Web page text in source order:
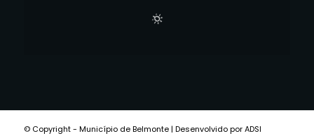
© Copyright - Município de Belmonte | Desenvolvido por ADSI